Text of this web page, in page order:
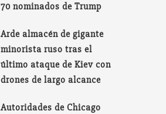
70 nominados de Trump
Arde almacén de gigante
minorista ruso tras el
último ataque de Kiev con
drones de largo alcance
Autoridades de Chicago